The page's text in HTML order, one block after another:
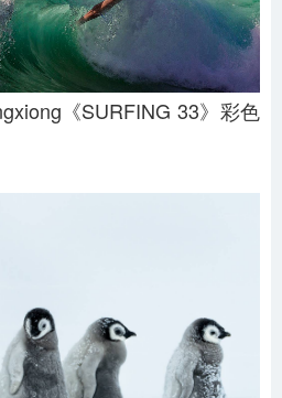
《SURFING 33》彩色